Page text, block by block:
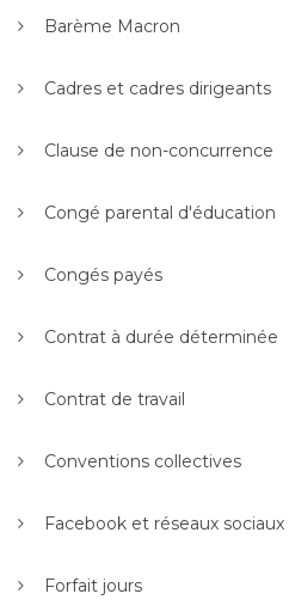
Barème Macron
Cadres et cadres dirigeants
Clause de non-concurrence
Congé parental d'éducation
Congés payés
Contrat à durée déterminée
Contrat de travail
Conventions collectives
Facebook et réseaux sociaux
Forfait jours